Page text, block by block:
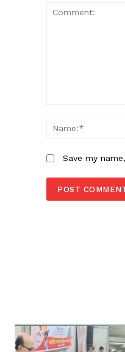
Save my